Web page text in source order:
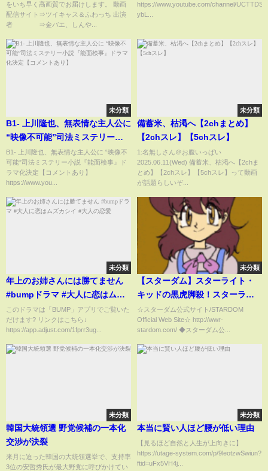
をいち早く高画質でお届けします。 動画
配信サイト⇒ツイキャス＆ふわっち 出演
者 ⇒金バエ、しんや...
【首都直下型地震】知るべき地
震大国ニッポンの現実／巨大地
【スレゆっくり解説】
https://www.youtube.com/channel/
ybL...
未分類
B1- 上川隆也、無表情な主人公に
“映像不可能”司法ミステリー小
説『能面検事』ドラマ化決定
【コメントあり】
B1- 上川隆也、無表情な主人公に “映像不
可能”司法ミステリー小説『能面検事』ド
ラマ化決定【コメントあり】
https://www.you...
未分類
備蓄米、枯渇へ【2chまとめ】
【2chスレ】【5chスレ】
1:名無しさん＠お腹いっぱい
2025.06.11(Wed) 備蓄米、枯渇へ【2chま
とめ】【2chスレ】【5chスレ】って動画
が話題らしいぞ...
未分類
年上のお姉さんには勝てません
#bumpドラマ #大人に恋はムズ
カシイ #大人の恋愛
このドラマは「BUMP」アプリでご覧いた
だけます? リンクはこちら↓
https://app.adjust.com/1fprr3ug...
未分類
【スターダム】スターライト・
キッドの黒虎脚殺！スターライ
ト・キッド＆鈴季すず vs 月山和
香＆梨杏！試合ハイライト タッ
グリーグ公式戦！-11.11後楽園ホ
ール大会-【STARDOM】
☆スターダム公式サイト/STARDOM
Official Web Site☆ http://wwr-
stardom.com/ ◆スターダム公...
未分類
韓国大統領選 野党候補の一本化
交渉が決裂
来月に迫った韓国の大統領選挙で、支持率
3位の安哲秀氏が最大野党に呼びかけてい
未分類
本当に賢い人ほど腰が低い理由
【見るほど自然と人生が上向きに】
https://utage-system.com/p/9leotzwSwiun?
ftid=uFx5VH4j...